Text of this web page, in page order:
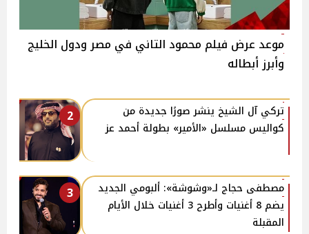
موعد عرض فيلم محمود التاني في مصر ودول الخليج
وأبرز أبطاله
2
تركي آل الشيخ ينشر صورًا جديدة من
كواليس مسلسل «الأمير» بطولة أحمد عز
3
مصطفى حجاج لـ«وشوشة»: ألبومي الجديد
يضم 8 أغنيات وأطرح 3 أغنيات خلال الأيام
المقبلة